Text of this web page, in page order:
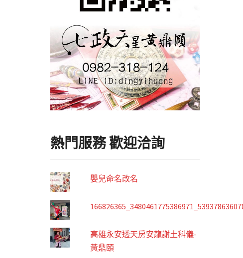
熱門服務 歡迎洽詢
嬰兒命名改名
高雄永安透天房安龍謝土科儀-
黃鼎頤